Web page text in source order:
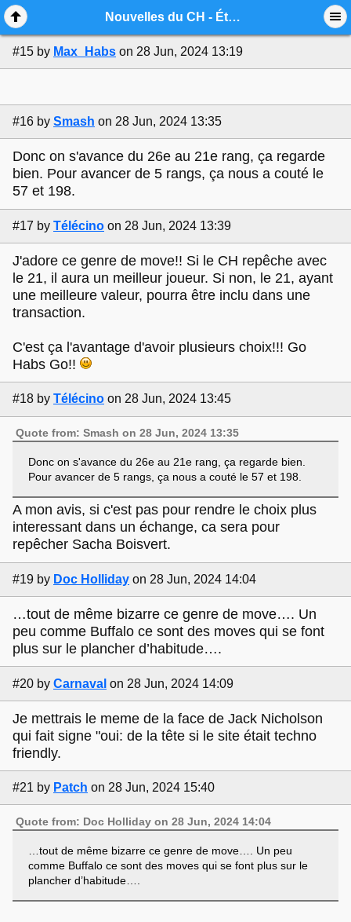
Nouvelles du CH - Été 2024
#15 by Max_Habs on 28 Jun, 2024 13:19
#16 by Smash on 28 Jun, 2024 13:35
Donc on s'avance du 26e au 21e rang, ça regarde
bien. Pour avancer de 5 rangs, ça nous a couté le
57 et 198.
#17 by Télécino on 28 Jun, 2024 13:39
J'adore ce genre de move!! Si le CH repêche avec
le 21, il aura un meilleur joueur. Si non, le 21, ayant
une meilleure valeur, pourra être inclu dans une
transaction.
C'est ça l'avantage d'avoir plusieurs choix!!! Go
Habs Go!!
#18 by Télécino on 28 Jun, 2024 13:45
Quote from: Smash on 28 Jun, 2024 13:35
Donc on s'avance du 26e au 21e rang, ça regarde bien.
Pour avancer de 5 rangs, ça nous a couté le 57 et 198.
A mon avis, si c'est pas pour rendre le choix plus
interessant dans un échange, ca sera pour
repêcher Sacha Boisvert.
#19 by Doc Holliday on 28 Jun, 2024 14:04
…tout de même bizarre ce genre de move…. Un
peu comme Buffalo ce sont des moves qui se font
plus sur le plancher d’habitude….
#20 by Carnaval on 28 Jun, 2024 14:09
Je mettrais le meme de la face de Jack Nicholson
qui fait signe "oui: de la tête si le site était techno
friendly.
#21 by Patch on 28 Jun, 2024 15:40
Quote from: Doc Holliday on 28 Jun, 2024 14:04
…tout de même bizarre ce genre de move…. Un peu
comme Buffalo ce sont des moves qui se font plus sur le
plancher d’habitude….